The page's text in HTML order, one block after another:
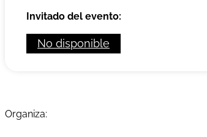
Invitado del evento:
No disponible
Organiza: